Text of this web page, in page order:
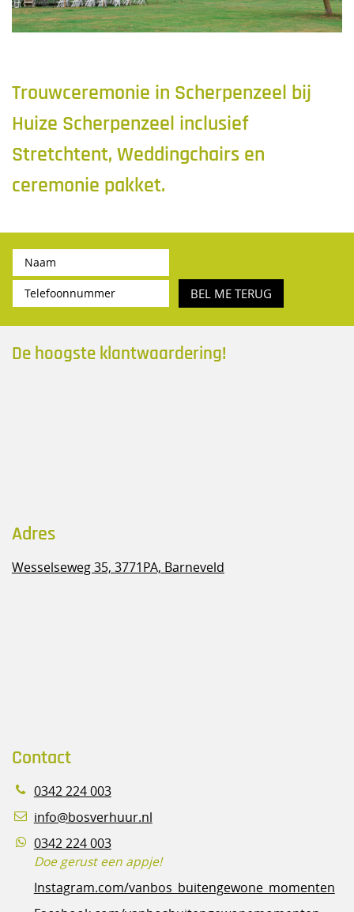
Trouwceremonie in Scherpenzeel bij
Huize Scherpenzeel inclusief
Stretchtent, Weddingchairs en
ceremonie pakket.
BEL ME TERUG
De hoogste klantwaardering!
Adres
Wesselseweg 35, 3771PA, Barneveld
Contact
0342 224 003
info@bosverhuur.nl
0342 224 003
Doe gerust een appje!
Instagram.com/vanbos_buitengewone_momenten